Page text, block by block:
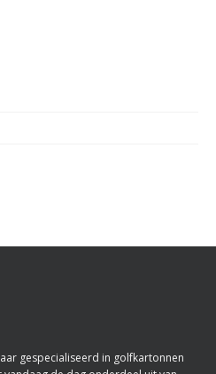
gespecialiseerd in golfkartonnen